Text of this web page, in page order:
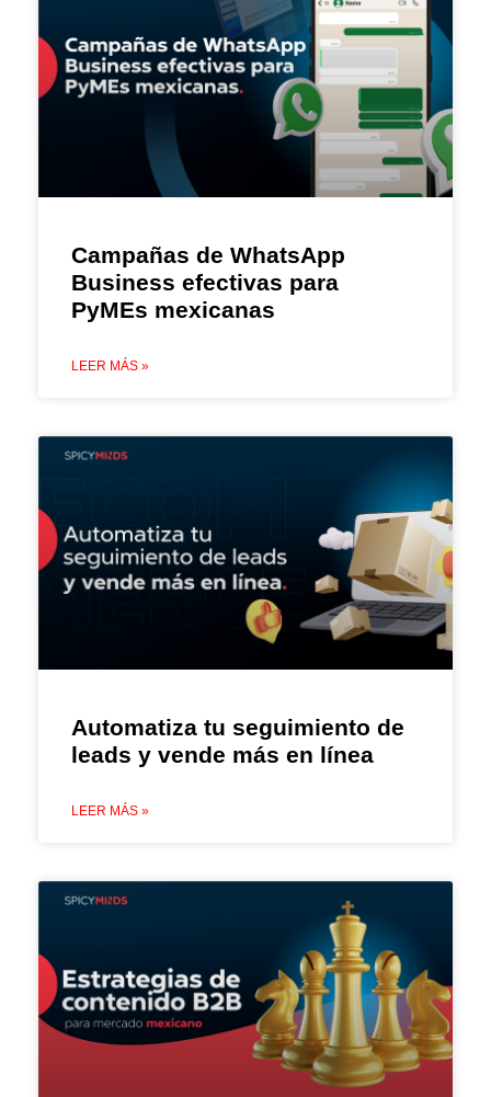
Campañas de WhatsApp
Business efectivas para
PyMEs mexicanas
LEER MÁS »
Automatiza tu seguimiento de
leads y vende más en línea
LEER MÁS »